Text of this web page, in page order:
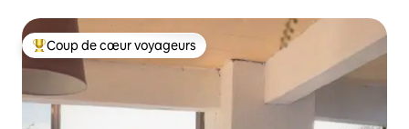
Coups de cœur voyageurs les plus appréciés
Coup de cœur voyageurs